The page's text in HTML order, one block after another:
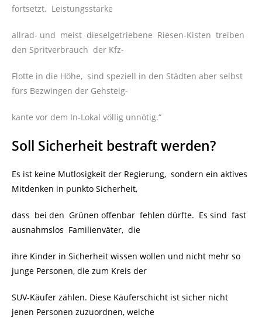
fortsetzt. Leistungsstarke
allrad- und meist dieselgetriebene Riesen-Kisten treiben
den Spritverbrauch der Kfz-
Flotte in die Höhe, sind speziell in den Städten aber selbst
fürs Bezwingen der Gehsteig-
kante vor dem In-Lokal völlig unnötig.“
Soll Sicherheit bestraft werden?
Es ist keine Mutlosigkeit der Regierung, sondern ein aktives
Mitdenken in punkto Sicherheit,
dass bei den Grünen offenbar fehlen dürfte. Es sind fast
ausnahmslos Familienväter, die
ihre Kinder in Sicherheit wissen wollen und nicht mehr so
junge Personen, die zum Kreis der
SUV-Käufer zählen. Diese Käuferschicht ist sicher nicht
jenen Personen zuzuordnen, welche